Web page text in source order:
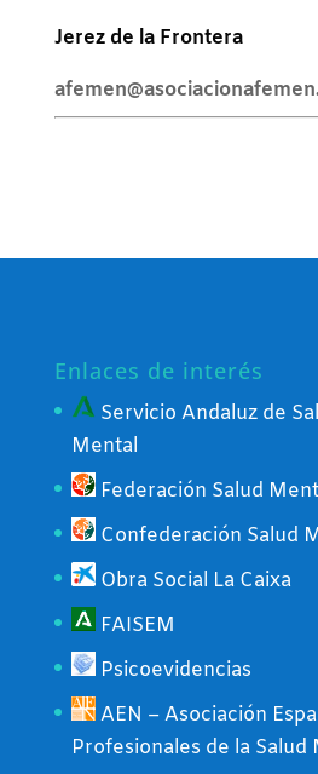
Jerez de la Frontera
Enlaces de interés
Servicio Andaluz de
Mental
Federación Salud
Confederación Salud
Obra Social La Caixa
FAISEM
Psicoevidencias
AEN – Asociación
Profesionales de la Salud